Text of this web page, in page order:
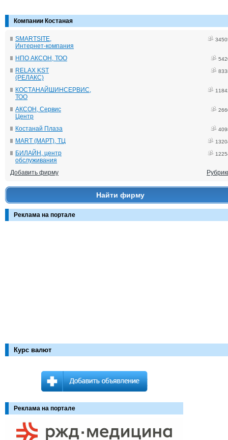
Компании Костаная
SMARTSITE,
Интернет-компания
НПО АКСОН, ТОО
RELAX KST
(РЕЛАКС)
КОСТАНАЙШИНСЕРВИС,
ТОО
АКСОН, Сервис
Центр
Костанай Плаза
MART (МАРТ), ТЦ
БИЛАЙН, центр
обслуживания
Добавить фирму
Найти фирму
Реклама на портале
Курс валют
Реклама на портале